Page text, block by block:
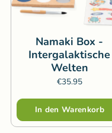
Namaki Box -
Intergalaktische
Welten
€35.95
Menge
In den Warenkorb